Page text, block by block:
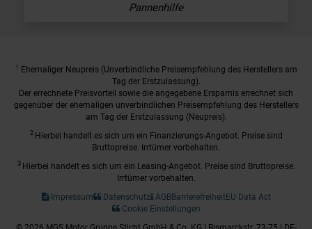
Pannenhilfe
1
Ehemaliger Neupreis (Unverbindliche Preisempfehlung des Herstellers am
Tag der Erstzulassung).
Der errechnete Preisvorteil sowie die angegebene Ersparnis errechnet sich
gegenüber der ehemaligen unverbindlichen Preisempfehlung des Herstellers
am Tag der Erstzulassung (Neupreis).
2 Hierbei handelt es sich um ein Finanzierungs-Angebot. Preise sind
Bruttopreise. Irrtümer vorbehalten.
3 Hierbei handelt es sich um ein Leasing-Angebot. Preise sind Bruttopreise.
Irrtümer vorbehalten.
Impressum
Datenschutz AGBBarrierefreiheitEU Data Act
Cookie Einstellungen